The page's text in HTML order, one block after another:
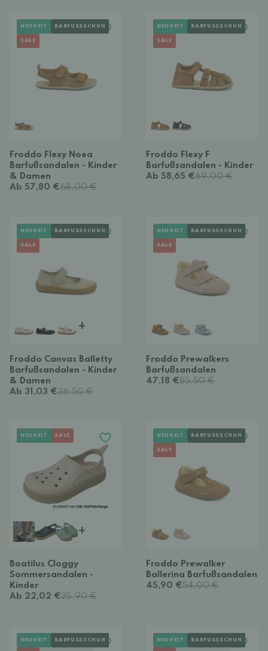
NEUHEIT BARFUSSSCHUH
SALE
Froddo Flexy Noea
Barfußsandalen - Kinder
& Damen
Ab 57,80 €68,00 €
NEUHEIT BARFUSSSCHUH
SALE
Froddo Flexy F
Barfußsandalen - Kinder
Ab 58,65 €69,00 €
+
NEUHEIT BARFUSSSCHUH
SALE
Froddo Canvas Balletty
Barfußsandalen - Kinder
& Damen
Ab 31,03 €36,50 €
NEUHEIT BARFUSSSCHUH
SALE
Froddo Prewalkers
Barfußsandalen
47,18 €55,50 €
+
NEUHEIT SALE
Boatilus Cloggy
Sommersandalen -
Kinder
Ab 22,02 €25,90 €
NEUHEIT BARFUSSSCHUH
SALE
Froddo Prewalker
Ballerina Barfußsandalen
45,90 €54,00 €
NEUHEIT BARFUSSSCHUH NEUHEIT BARFUSSSCHUH